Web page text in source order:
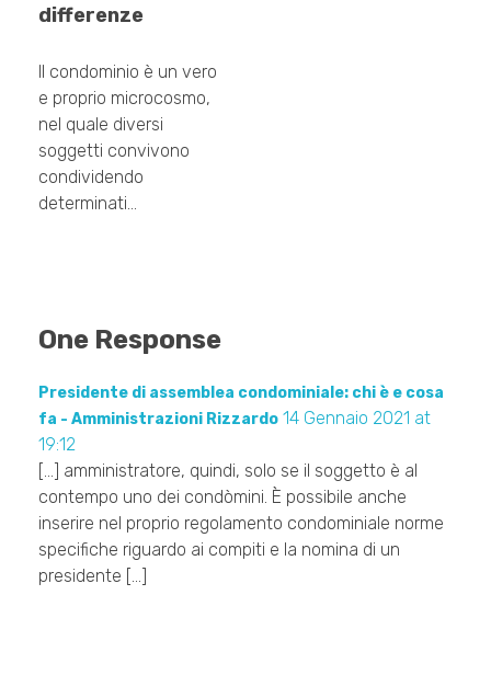
differenze
Il condominio è un vero
e proprio microcosmo,
nel quale diversi
soggetti convivono
condividendo
determinati…
One Response
Presidente di assemblea condominiale: chi è e cosa
fa - Amministrazioni Rizzardo 14 Gennaio 2021 at
19:12
[…] amministratore, quindi, solo se il soggetto è al
contempo uno dei condòmini. È possibile anche
inserire nel proprio regolamento condominiale norme
specifiche riguardo ai compiti e la nomina di un
presidente […]